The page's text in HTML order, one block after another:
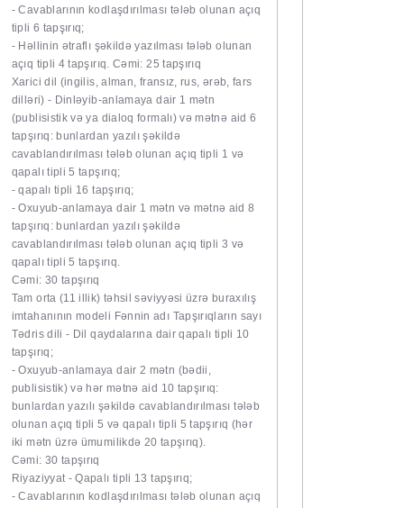
- Cavablarının kodlaşdırılması tələb olunan açıq
tipli 6 tapşırıq;
- Həllinin ətraflı şəkildə yazılması tələb olunan
açıq tipli 4 tapşırıq. Cəmi: 25 tapşırıq
Xarici dil (ingilis, alman, fransız, rus, ərəb, fars
dilləri) - Dinləyib-anlamaya dair 1 mətn
(publisistik və ya dialoq formalı) və mətnə aid 6
tapşırıq: bunlardan yazılı şəkildə
cavablandırılması tələb olunan açıq tipli 1 və
qapalı tipli 5 tapşırıq;
- qapalı tipli 16 tapşırıq;
- Oxuyub-anlamaya dair 1 mətn və mətnə aid 8
tapşırıq: bunlardan yazılı şəkildə
cavablandırılması tələb olunan açıq tipli 3 və
qapalı tipli 5 tapşırıq.
Cəmi: 30 tapşırıq
Tam orta (11 illik) təhsil səviyyəsi üzrə buraxılış
imtahanının modeli Fənnin adı Tapşırıqların sayı
Tədris dili - Dil qaydalarına dair qapalı tipli 10
tapşırıq;
- Oxuyub-anlamaya dair 2 mətn (bədii,
publisistik) və hər mətnə aid 10 tapşırıq:
bunlardan yazılı şəkildə cavablandırılması tələb
olunan açıq tipli 5 və qapalı tipli 5 tapşırıq (hər
iki mətn üzrə ümumilikdə 20 tapşırıq).
Cəmi: 30 tapşırıq
Riyaziyyat - Qapalı tipli 13 tapşırıq;
- Cavablarının kodlaşdırılması tələb olunan açıq